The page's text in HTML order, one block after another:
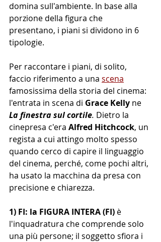
domina sull'ambiente. In base alla
porzione della figura che
presentano, i piani si dividono in 6
tipologie.
Per raccontare i piani, di solito,
faccio riferimento a una scena
famosissima della storia del cinema:
l'entrata in scena di Grace Kelly ne
La finestra sul cortile. Dietro la
cinepresa c'era Alfred Hitchcock, un
regista a cui attingo molto spesso
quando cerco di capire il linguaggio
del cinema, perché, come pochi altri,
ha usato la macchina da presa con
precisione e chiarezza.
1) FI: la FIGURA INTERA (FI) è
l'inquadratura che comprende solo
una più persone; il soggetto sfiora i